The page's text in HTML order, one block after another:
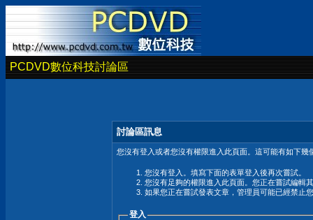
PCDVD數位科技討論區
討論區訊息
您沒有登入或者您沒有權限進入此頁面。這可能有如下幾
您沒有登入。填寫下面的表單登入後再次嘗試。
您沒有足夠的權限進入此頁面。您正在嘗試編輯
如果您正在嘗試發表文章，管理員可能已經禁止
登入